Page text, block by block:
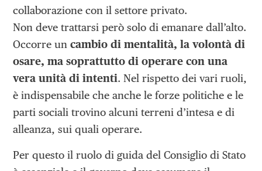
collaborazione con il settore privato.
Non deve trattarsi però solo di emanare dall’alto.
Occorre uncambio di mentalità, la volontà di
osare, ma soprattutto di operare con una
vera unità di intenti. Nel rispetto dei vari ruoli,
è indispensabile che anche le forze politiche e le
parti sociali trovino alcuni terreni d’intesa e di
alleanza, sui quali operare.
Per questo il ruolo di guida del Consiglio di Stato